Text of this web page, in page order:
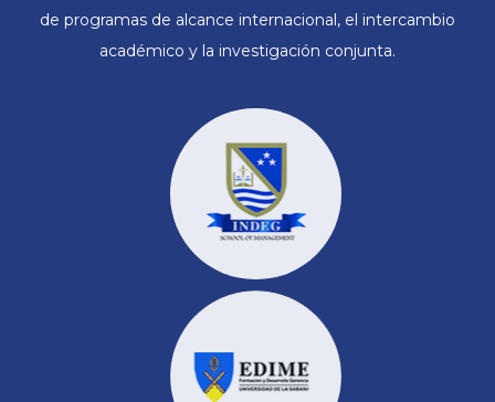
de programas de alcance internacional, el intercambio
académico y la investigación conjunta.